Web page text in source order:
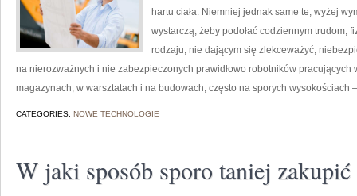
hartu ciała. Niemniej jednak same te, wyżej
wystarczą, żeby podołać codziennym trudom,
rodzaju, nie dającym się zlekceważyć,
na nierozważnych i nie zabezpieczonych prawidłowo robotników
magazynach, w warsztatach i na budowach, często na sporych wysokościach
CATEGORIES: NOWE TECHNOLOGIE
W jaki sposób sporo taniej